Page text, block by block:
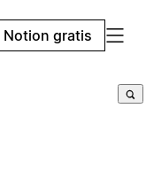
Notion gratis